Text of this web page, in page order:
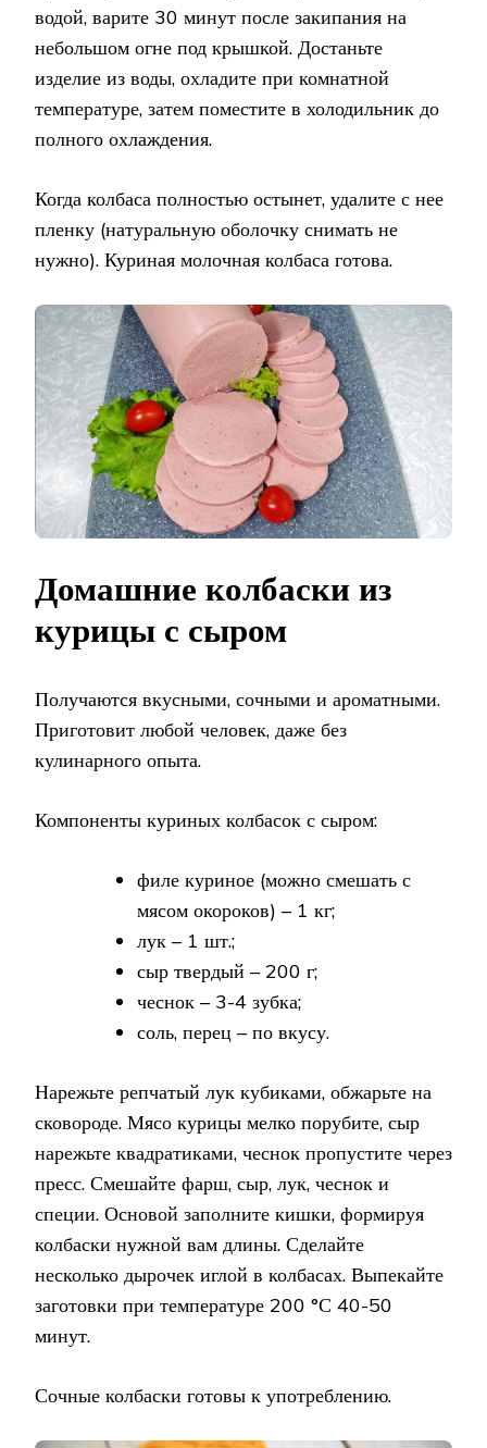
водой, варите 30 минут после закипания на
небольшом огне под крышкой. Достаньте
изделие из воды, охладите при комнатной
температуре, затем поместите в холодильник до
полного охлаждения.
Когда колбаса полностью остынет, удалите с нее
пленку (натуральную оболочку снимать не
нужно). Куриная молочная колбаса готова.
Домашние колбаски из
курицы с сыром
Получаются вкусными, сочными и ароматными.
Приготовит любой человек, даже без
кулинарного опыта.
Компоненты куриных колбасок с сыром:
филе куриное (можно смешать с
мясом окороков) – 1 кг;
лук – 1 шт.;
сыр твердый – 200 г;
чеснок – 3-4 зубка;
соль, перец – по вкусу.
Нарежьте репчатый лук кубиками, обжарьте на
сковороде. Мясо курицы мелко порубите, сыр
нарежьте квадратиками, чеснок пропустите через
пресс. Смешайте фарш, сыр, лук, чеснок и
специи. Основой заполните кишки, формируя
колбаски нужной вам длины. Сделайте
несколько дырочек иглой в колбасах. Выпекайте
заготовки при температуре 200 °С 40-50
минут.
Сочные колбаски готовы к употреблению.